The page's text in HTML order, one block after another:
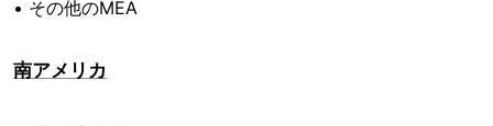
• その他のMEA
南アメリカ